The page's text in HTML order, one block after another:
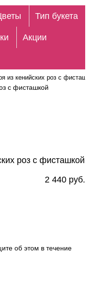
Тип букета
Акции
из кенийских роз с
роз с фисташкой
2 440 руб.
об этом в течение